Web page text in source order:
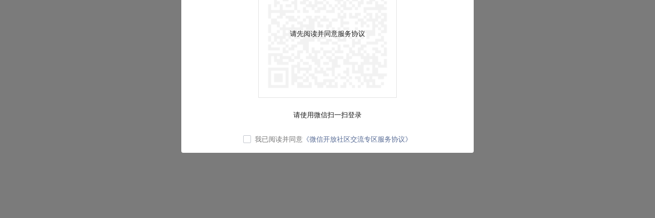
请先阅读并同意服务协议
请使用微信扫一扫登录
我已阅读并同意 《微信开放社区交流专区服务协议》